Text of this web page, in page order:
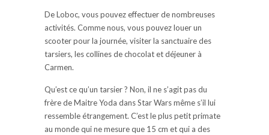
De Loboc, vous pouvez effectuer de nombreuses
activités. Comme nous, vous pouvez louer un
scooter pour la journée, visiter la sanctuaire des
tarsiers, les collines de chocolat et déjeuner à
Carmen.
Qu’est ce qu’un tarsier ? Non, il ne s’agit pas du
frère de Maitre Yoda dans Star Wars même s’il lui
ressemble étrangement. C’est le plus petit primate
au monde qui ne mesure que 15 cm et qui a des